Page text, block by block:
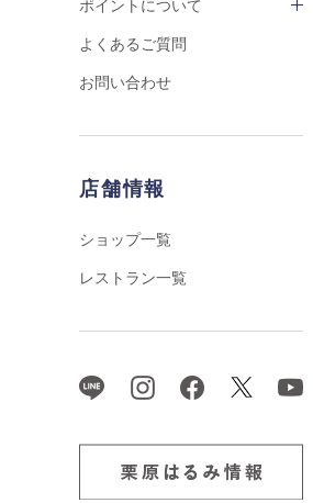
ポイントについて
よくあるご質問
お問い合わせ
店舗情報
ショップ一覧
レストラン一覧